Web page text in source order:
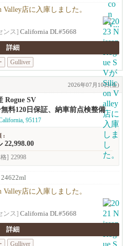
Valley店に入庫しました。
ンス] California DL#5668
詳細
Gulliver
2026年07月10日(金)
Rogue SV
料120日保証、納車前点検整備
95117
:
22,998.00
] 22998
24622ml
Valley店に入庫しました。
ンス] California DL#5668
詳細
Gulliver